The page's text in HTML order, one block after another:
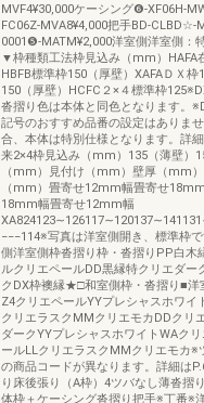
MVF4¥30,000ケーシング❻-XF06H-
FC06Z-MVA8¥4,000把手BD-CLBD☆-
0001❺-MATM¥2,000洋室側洋室側：
▼枠種類工法枠見込み（mm）HAFA
HBFB標準枠150（厚壁）XAFAＤＸ
150（厚壁）HCFC２×４標準枠
沓摺り色は本体と同色となります。
記号のおすすめ品番の設定はありま
合、本体は特別仕様となります。詳
来2×4枠見込み（mm）135（薄壁）
（mm）見付け（mm）壁厚（mm
（mm）畳寄せ12mm幅畳寄せ
18mm幅畳寄せ12mm幅
−−−114※写真は洋室側開き、標準枠
側洋室側枠沓摺り枠・沓摺りPP白木
ルクリエペールDD黒縁特クリエダー
クDX枠襖縁★□和室側枠・沓摺り■洋
Z4クリエペールYYプレシャスホワイ
クリエラスクMMクリエモカDDクリ
ダークYYプレシャスホワイトWAク
ールLLクリエラスクMMクリエモカ※
の商品コードが異なります。詳細は
り床後張り（A枠）4ツバなし薄沓摺
体枠＋ケーシング沓摺り把手※丁番※